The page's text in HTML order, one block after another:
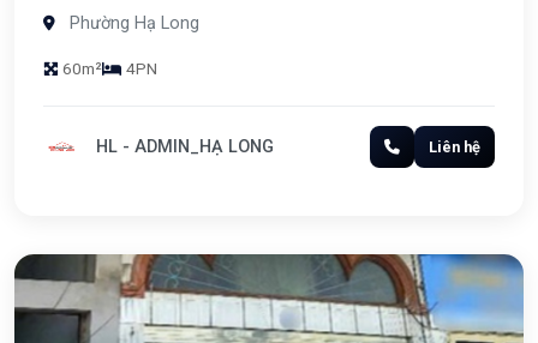
Phường Hạ Long
60m² 4PN
HL - ADMIN_HẠ LONG Liên hệ